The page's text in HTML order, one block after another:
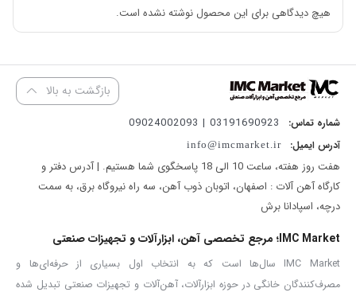
دقیقه در نظر گرفته شده که مجهز به سیستم کنترل سرعت است و شما می
توانید سرعت آن را بر اساس نیاز خود تنظیم کنید. پس از تنظیم سرعت
دخالت کاربر ثابت نگه دارید. به این ترتیب کار با
دریل برقی
۵۳۳۰ بسیار
همچنین شما با
دستگاه تغییر جهت ایجاد کنید. یعنی هم در جهت عقربه های ساعت
چرخش دارد و هم در جهت خلاف عقربه های ساعت و تنظیم هر کدام از
این حالت ها توسط کلیدی که روی
می شود.
دریل برقی ۴۵۰ وات ۵۳۳۰ آروا
با داشتن موتور قدرتمند و کارآمد خود،
قابلیت ایجاد سوراخ تا عمق ۱۸ میلی متر در چوب و تا عمق ۱۰ میلی متری
هیچ دیدگاهی برای این محصول نوشته نشده است.
بازگشت به بالا
شماره تماس: 03191690923 | 09024002093
آدرس ایمیل: info@imcmarket.ir
هفت روز هفته، ساعت 10 الی 18 پاسخگوی شما هستیم. | آدرس دفتر و
کارگاه آهن آلات : اصفهان، اتوبان ذوب آهن، سه راه نیروگاه برق، به سمت
درچه، اسپادانا برش
IMC Market؛ مرجع تخصصی آهن، ابزارآلات و تجهیزات صنعتی
IMC Market سال‌ها است که به انتخاب اول بسیاری از حرفه‌ای‌ها و
مصرف‌کنندگان خانگی در حوزه ابزارآلات، آهن‌آلات و تجهیزات صنعتی تبدیل شده